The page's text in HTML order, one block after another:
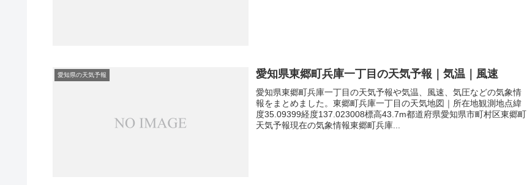
愛知県の天気予報 愛知県東郷町兵庫一丁目の天気予報｜気温｜風速
愛知県東郷町兵庫一丁目の天気予報や気温、風速、気圧などの気象情
報をまとめました。東郷町兵庫一丁目の天気地図｜所在地観測地点緯
度35.09399経度137.023008標高43.7m都道府県愛知県市町村区東郷町
天気予報現在の気象情報東郷町兵庫...